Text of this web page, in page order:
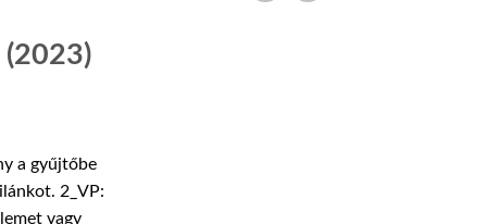
(2023)
Ft
a gyűjtőbe
2_VP:
vagy